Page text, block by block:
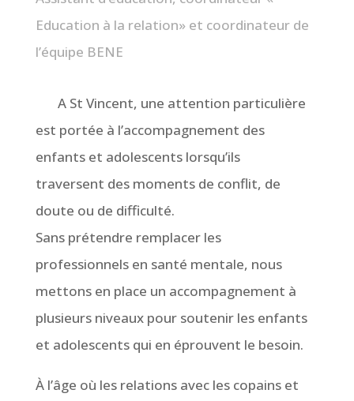
Education à la relation» et coordinateur de
l’équipe BENE
A St Vincent, une attention particulière
est portée à l’accompagnement des
enfants et adolescents lorsqu’ils
traversent des moments de conflit, de
doute ou de difficulté.
Sans prétendre remplacer les
professionnels en santé mentale, nous
mettons en place un accompagnement à
plusieurs niveaux pour soutenir les enfants
et adolescents qui en éprouvent le besoin.
À l’âge où les relations avec les copains et